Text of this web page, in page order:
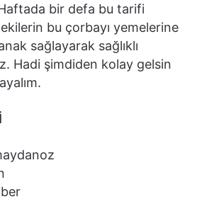
Haftada bir defa bu tarifi
bu çorbayı yemelerine
sağlayarak sağlıklı
Hadi şimdiden kolay gelsin